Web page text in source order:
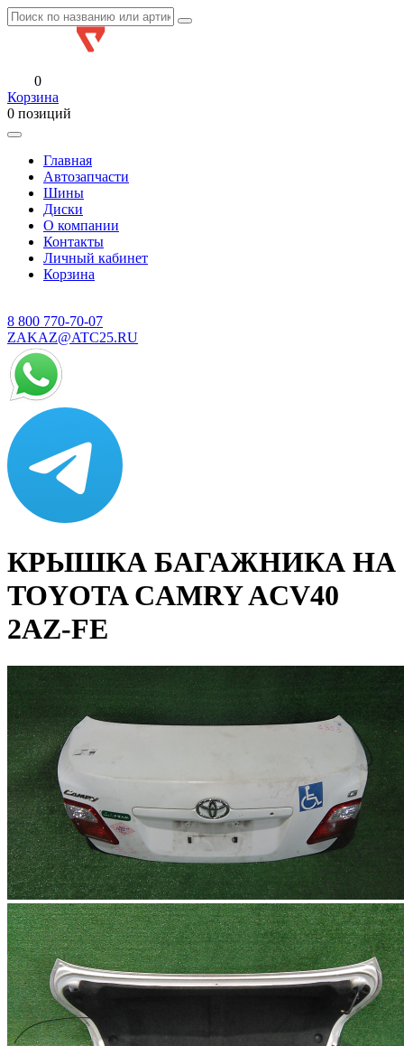
0
Корзина
0 позиций
Главная
Автозапчасти
Шины
Диски
О компании
Контакты
Личный кабинет
Корзина
8 800 770-70-07
ZAKAZ@ATC25.RU
КРЫШКА БАГАЖНИКА НА
TOYOTA CAMRY ACV40
2AZ-FE